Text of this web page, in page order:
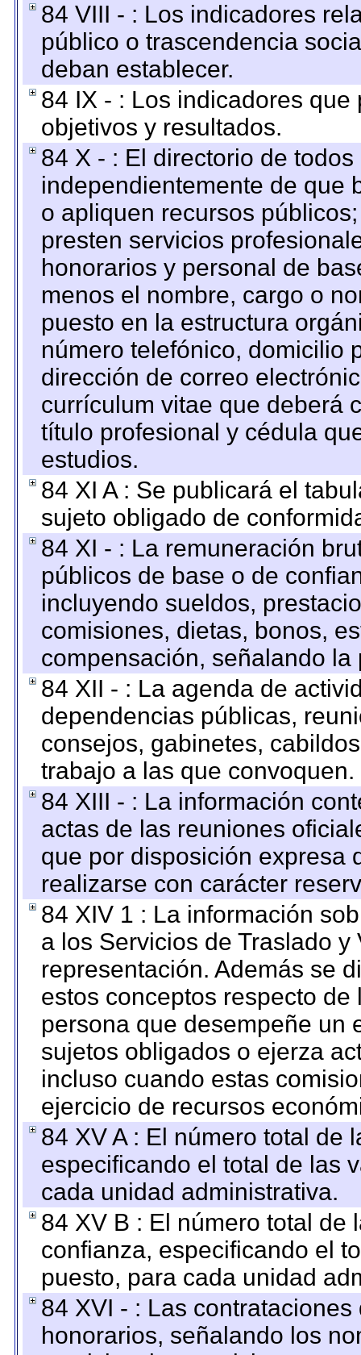
84 VIII - : Los indicadores
público o trascendencia
deban establecer.
84 IX - : Los indicadores
objetivos y resultados.
84 X - : El directorio de
independientemente de que
o apliquen recursos
presten servicios
honorarios y personal de
menos el nombre, cargo o
puesto en la estructura
número telefónico, domicilio
dirección de correo
currículum vitae que deberá
título profesional y cédula
estudios.
84 XI A : Se publicará el
sujeto obligado de
84 XI - : La remuneración
públicos de base o de
incluyendo sueldos,
comisiones, dietas, bonos,
compensación, señalando
84 XII - : La agenda de
dependencias públicas,
consejos, gabinetes,
trabajo a las que convoquen.
84 XIII - : La información
actas de las reuniones
que por disposición expresa
realizarse con carácter
84 XIV 1 : La información
a los Servicios de Traslado
representación. Además se
estos conceptos respecto
persona que desempeñe un
sujetos obligados o ejerza
incluso cuando estas
ejercicio de recursos
84 XV A : El número total de
especificando el total de las
cada unidad administrativa.
84 XV B : El número total de
confianza, especificando el
puesto, para cada unidad
84 XVI - : Las
honorarios, señalando los